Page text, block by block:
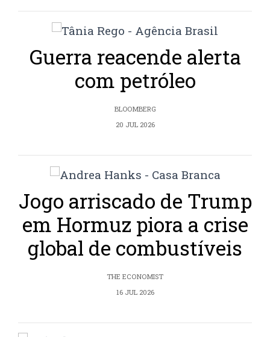
Guerra reacende alerta
com petróleo
BLOOMBERG
20 JUL 2026
Jogo arriscado de Trump
em Hormuz piora a crise
global de combustíveis
THE ECONOMIST
16 JUL 2026